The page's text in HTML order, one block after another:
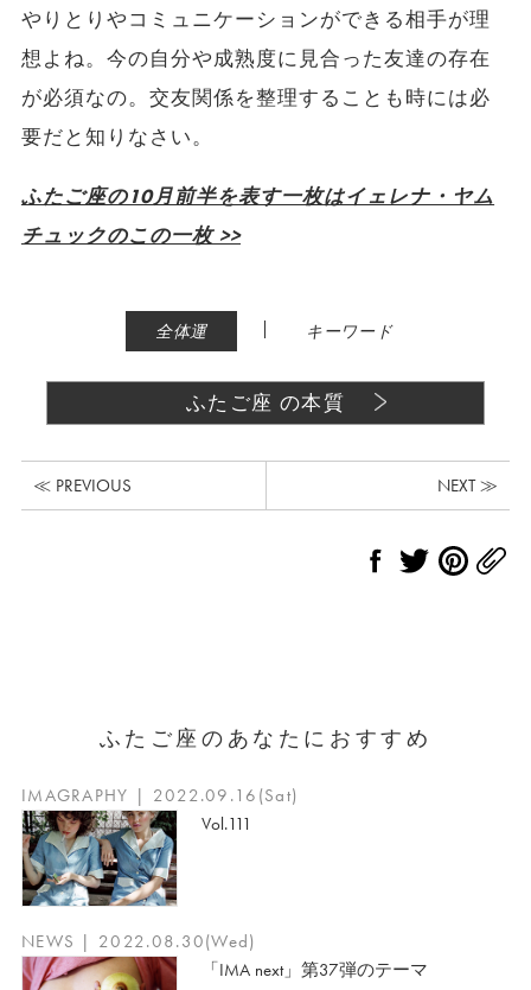
やりとりやコミュニケーションができる相手が理
想よね。今の自分や成熟度に見合った友達の存在
が必須なの。交友関係を整理することも時には必
要だと知りなさい。
ふたご座の10月前半を表す一枚はイェレナ・ヤム
チュックのこの一枚 >>
全体運 | キーワード
ふたご座 の本質
≪ PREVIOUS NEXT ≫
ふたご座のあなたにおすすめ
IMAGRAPHY | 2022.09.16(Sat)
Vol.111
NEWS | 2022.08.30(Wed)
「IMA next」第37弾のテーマ